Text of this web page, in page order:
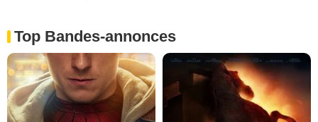
Top Bandes-annonces